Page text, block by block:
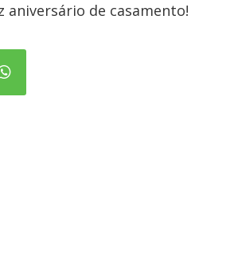
aniversário de casamento!